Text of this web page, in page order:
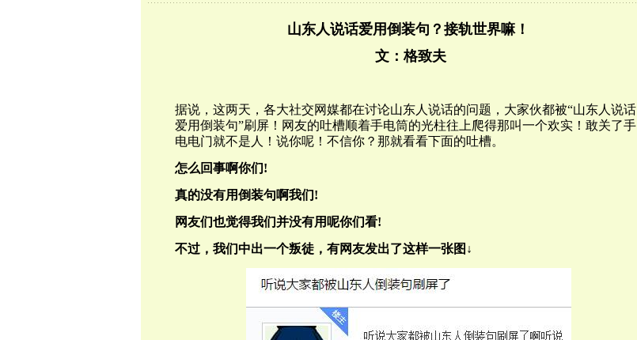
山东人说话爱用倒装句？接轨世界嘛！
文：格致夫
据说，这两天，各大社交网媒都在讨论山东人说话的问题，大家伙都被“山东人说话
爱用倒装句”刷屏！网友的吐槽顺着手电筒的光柱往上爬得那叫一个欢实！敢关了手
电电门就不是人！说你呢！不信你？那就看看下面的吐槽。
怎么回事啊你们!
真的没有用倒装句啊我们!
网友们也觉得我们并没有用呢你们看!
不过，我们中出一个叛徒，有网友发出了这样一张图↓